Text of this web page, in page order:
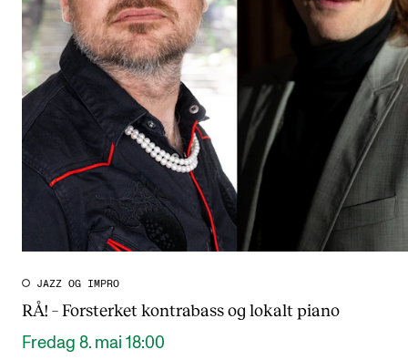
JAZZ OG IMPRO
RÅ! – Forsterket kontrabass og lokalt piano
Fredag 8. mai 18:00